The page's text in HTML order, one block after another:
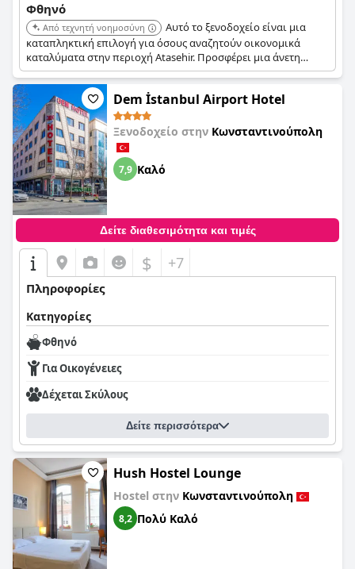
Φθηνό
Από τεχνητή νοημοσύνη
Αυτό το ξενοδοχείο είναι μια
καταπληκτική επιλογή για όσους αναζητούν οικονομικά
καταλύματα στην περιοχή Atasehir. Προσφέρει μια άνετη
διαμονή με καλές εγκαταστάσεις.
Dem İstanbul Airport Hotel
Ξενοδοχείο στην Κωνσταντινούπολη
7,9 Καλό
Δείτε διαθεσιμότητα και τιμές
$ +7
Πληροφορίες
Κατηγορίες
Φθηνό
Για Οικογένειες
Δέχεται Σκύλους
Δείτε περισσότερα
Hush Hostel Lounge
Hostel στην Κωνσταντινούπολη
8,2 Πολύ Καλό